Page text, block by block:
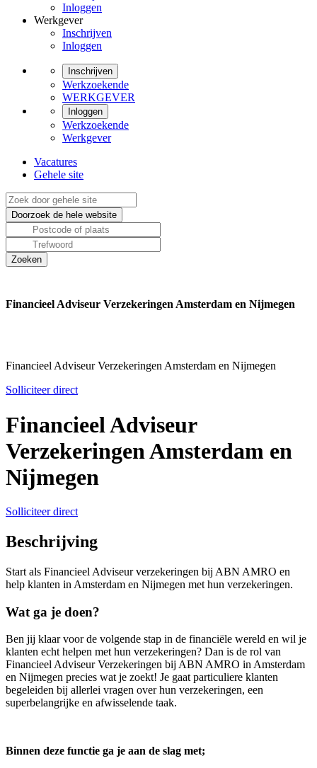
Inloggen
Werkgever
Inschrijven
Inloggen
Inschrijven
Werkzoekende
WERKGEVER
Inloggen
Werkzoekende
Werkgever
Vacatures
Gehele site
Financieel Adviseur Verzekeringen Amsterdam en Nijmegen
Financieel Adviseur Verzekeringen Amsterdam en Nijmegen
Solliciteer direct
Financieel Adviseur
Verzekeringen Amsterdam en
Nijmegen
Solliciteer direct
Beschrijving
Start als Financieel Adviseur verzekeringen bij ABN AMRO en
help klanten in Amsterdam en Nijmegen met hun verzekeringen.
Wat ga je doen?
Ben jij klaar voor de volgende stap in de financiële wereld en wil je
klanten echt helpen met hun verzekeringen? Dan is de rol van
Financieel Adviseur Verzekeringen bij ABN AMRO in Amsterdam
en Nijmegen precies wat je zoekt! Je gaat particuliere klanten
begeleiden bij allerlei vragen over hun verzekeringen, een
superbelangrijke en afwisselende taak.
Binnen deze functie ga je aan de slag met;